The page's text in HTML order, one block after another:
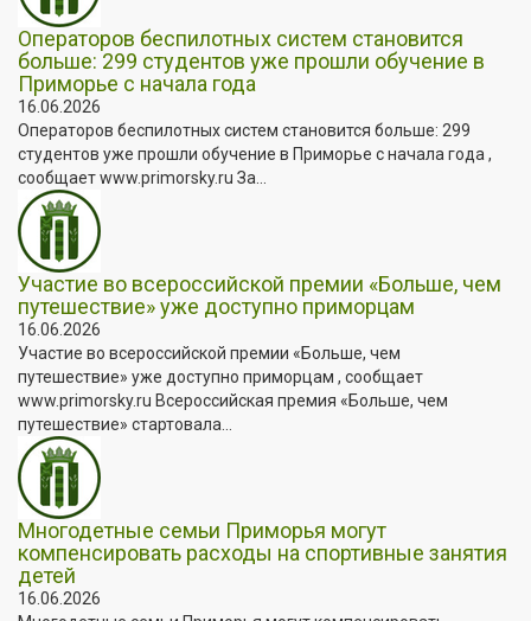
Операторов беспилотных систем становится
больше: 299 студентов уже прошли обучение в
Приморье с начала года
16.06.2026
Операторов беспилотных систем становится больше: 299
студентов уже прошли обучение в Приморье с начала года ,
сообщает www.primorsky.ru За...
Участие во всероссийской премии «Больше, чем
путешествие» уже доступно приморцам
16.06.2026
Участие во всероссийской премии «Больше, чем
путешествие» уже доступно приморцам , сообщает
www.primorsky.ru Всероссийская премия «Больше, чем
путешествие» стартовала...
Многодетные семьи Приморья могут
компенсировать расходы на спортивные занятия
детей
16.06.2026